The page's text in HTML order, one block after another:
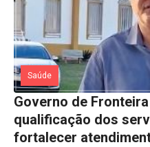
Saúde
Governo de
qualificação dos
fortalecer